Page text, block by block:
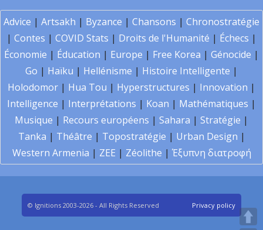
Advice | Artsakh | Byzance | Chansons | Chronostratégie
| Contes | COVID Stats | Droits de l'Humanité | Échecs |
Économie | Éducation | Europe | Free Korea | Génocide |
Go | Haïku | Hellénisme | Histoire Intelligente |
Holodomor | Hua Tou | Hyperstructures | Innovation |
Intelligence | Interprétations | Koan | Mathématiques |
Musique | Recours européens | Sahara | Stratégie |
Tanka | Théâtre | Topostratégie | Urban Design |
Western Armenia | ZEE | Zéolithe | Έξυπνη διατροφή
© Ignitions 2003-2026 - All Rights Reserved Privacy policy